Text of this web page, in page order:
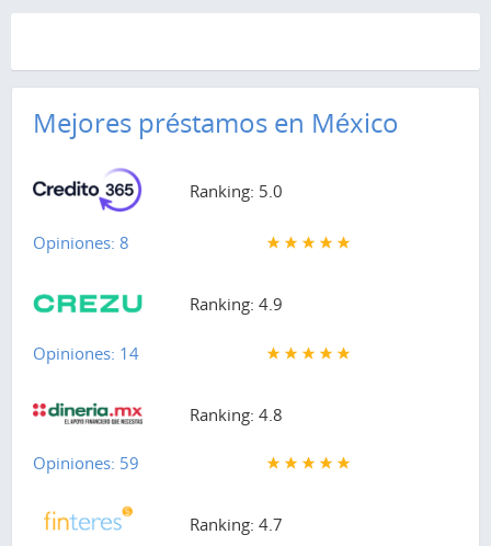
Mejores préstamos en México
Ranking: 5.0
Opiniones: 8
Ranking: 4.9
Opiniones: 14
Ranking: 4.8
Opiniones: 59
Ranking: 4.7